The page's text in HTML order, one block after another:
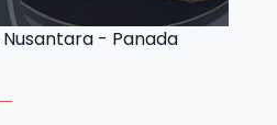
- Panada